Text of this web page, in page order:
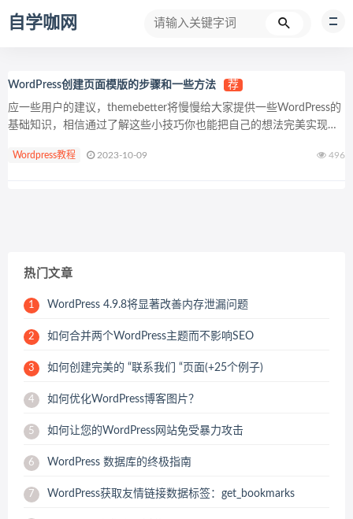
自学咖网
WordPress创建页面模版的步骤和一些方法 荐
应一些用户的建议，themebetter将慢慢给大家提供一些WordPress的
基础知识，相信通过了解这些小技巧你也能把自己的想法完美实现出
WordPress如何...
Wordpress教程 2023-10-09 496
热门文章
1 WordPress 4.9.8将显著改善内存泄漏问题
2 如何合并两个WordPress主题而不影响SEO
3 如何创建完美的 “联系我们 “页面(+25个例子)
4 如何优化WordPress博客图片？
5 如何让您的WordPress网站免受暴力攻击
6 WordPress 数据库的终极指南
7 WordPress获取友情链接数据标签：get_bookmarks